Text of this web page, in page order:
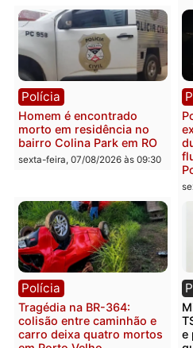
Polícia
2 MILHÕES – Unnesa
apresenta documentos
que comprovam
transparência e legalidade
na operação alvo da PF
sexta-feira, 07/08/2026 às 12:24
Polícia
Casal é preso pela PRF
com mais de 72 quilos de
mercúrio escondidos em
estepe em Porto Velho
sexta-feira, 07/08/2026 às 09:38